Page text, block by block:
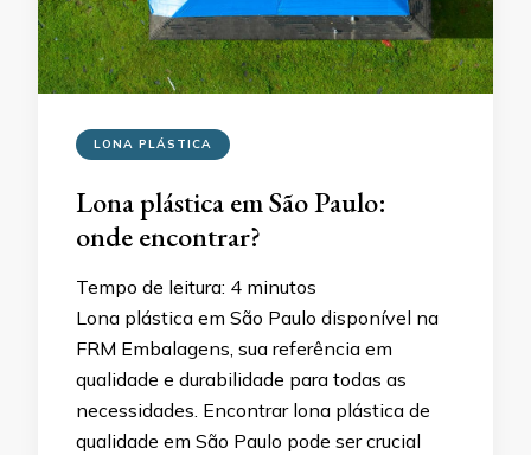
LONA PLÁSTICA
Lona plástica em São Paulo:
onde encontrar?
Tempo de leitura: 4 minutos
Lona plástica em São Paulo disponível na
FRM Embalagens, sua referência em
qualidade e durabilidade para todas as
necessidades. Encontrar lona plástica de
qualidade em São Paulo pode ser crucial